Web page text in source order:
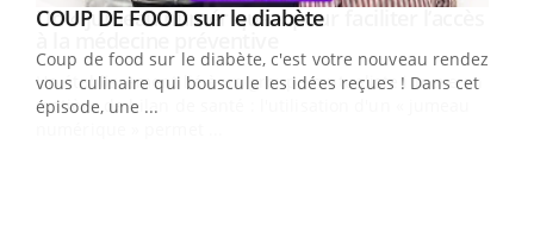
Youtube
COUP DE FOOD sur le diabèteYoutube
Coup de food sur le diabète, c'est votre nouveau rendez-
vous culinaire qui bouscule les idées reçues ! Dans cet
épisode, une ...